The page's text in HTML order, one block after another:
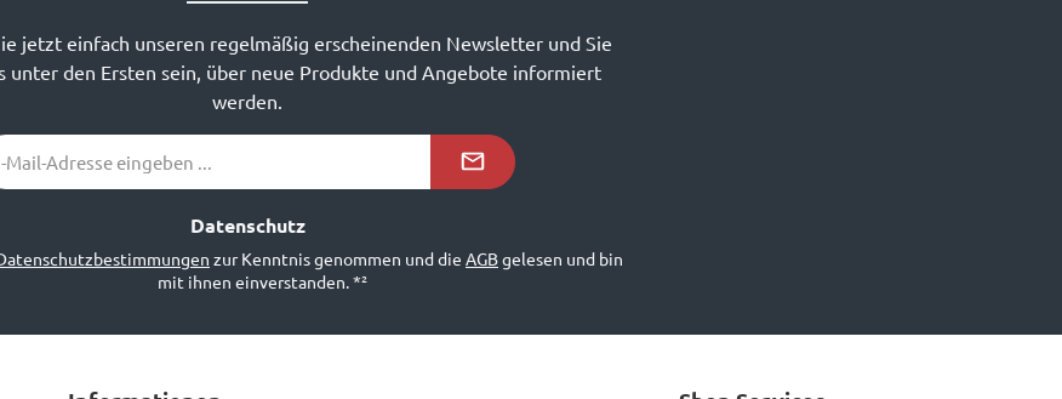
jetzt einfach unseren regelmäßig erscheinenden Newsletter und Sie
unter den Ersten sein, über neue Produkte und Angebote informiert
werden.
Datenschutz
zur Kenntnis genommen und die AGBgelesen und bin
mit ihnen einverstanden.*²